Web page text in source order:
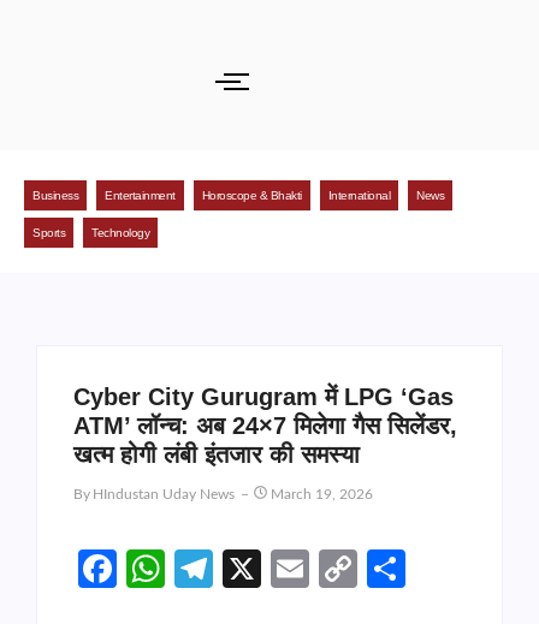
Business Entertainment Horoscope & Bhakti International News
Sports Technology
Cyber City Gurugram में LPG ‘Gas
ATM’ लॉन्च: अब 24×7 मिलेगा गैस सिलेंडर,
खत्म होगी लंबी इंतजार की समस्या
By HIndustan Uday News March 19, 2026
Facebook
WhatsApp
Telegram
X EmailCopy